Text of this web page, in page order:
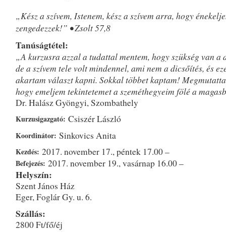
„Kész a szívem, Istenem, kész a szívem arra, hogy
zengedezzek!” • Zsolt 57,8
Tanúságtétel:
„A kurzusra azzal a tudattal mentem, hogy szükség van a
de a szívem tele volt mindennel, ami nem a dicsőítés, és
akartam választ kapni. Sokkal többet kaptam!
hogy emeljem tekintetemet a szeméthegyeim fölé a
Dr. Halász Gyöngyi, Szombathely
Kurzusigazgató: Csiszér László
Koordinátor: Sinkovics Anita
Kezdés: 2017. november 17., péntek 17.00 –
Befejezés: 2017. november 19., vasárnap 16.00 –
Helyszín:
Szent János Ház
Eger, Foglár Gy. u. 6.
Szállás:
2800 Ft/fő/éj